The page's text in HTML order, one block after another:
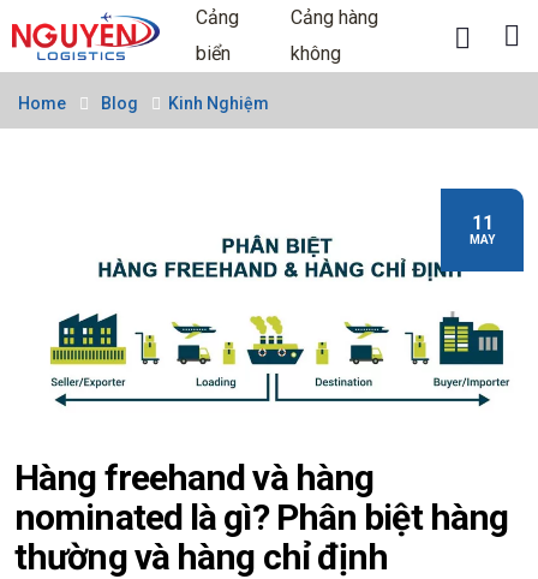
Cảng
biển
Cảng hàng
không
Home Blog Kinh Nghiệm
11
MAY
Hàng freehand và hàng
nominated là gì? Phân biệt hàng
thường và hàng chỉ định